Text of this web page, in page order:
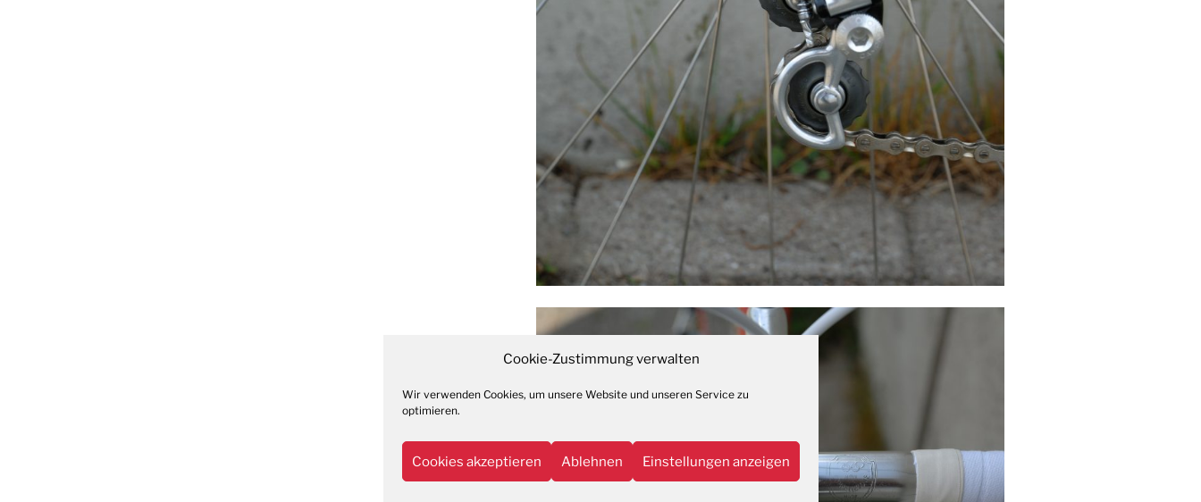
Cookie-Zustimmung verwalten
Wir verwenden Cookies, um unsere Website und unseren Service zu
optimieren.
Cookies akzeptieren Ablehnen Einstellungen anzeigen